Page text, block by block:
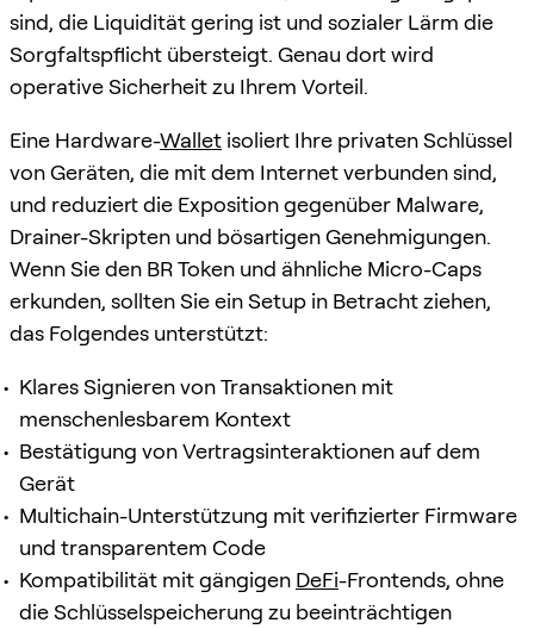
sind, die Liquidität gering ist und sozialer Lärm die
Sorgfaltspflicht übersteigt. Genau dort wird
operative Sicherheit zu Ihrem Vorteil.
Eine Hardware-Wallet isoliert Ihre privaten Schlüssel
von Geräten, die mit dem Internet verbunden sind,
und reduziert die Exposition gegenüber Malware,
Drainer-Skripten und bösartigen Genehmigungen.
Wenn Sie den BR Token und ähnliche Micro-Caps
erkunden, sollten Sie ein Setup in Betracht ziehen,
das Folgendes unterstützt:
Klares Signieren von Transaktionen mit
menschenlesbarem Kontext
Bestätigung von Vertragsinteraktionen auf dem
Gerät
Multichain-Unterstützung mit verifizierter Firmware
und transparentem Code
Kompatibilität mit gängigen DeFi-Frontends, ohne
die Schlüsselspeicherung zu beeinträchtigen